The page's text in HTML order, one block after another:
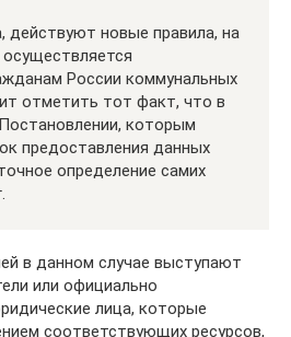
действуют новые правила, на
России коммунальных
отметить тот факт, что в
которым
предоставления данных
определение самих
в данном случае выступают
или официально
лица, которые
соответствующих ресурсов,